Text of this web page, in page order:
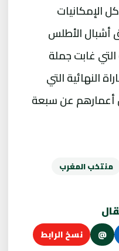
الإمكانيات
أشبال الأطلس
التي غابت جملة
النهائية التي
أعمارهم عن سبعة
منتخب المغرب
@ نسخ الرابط